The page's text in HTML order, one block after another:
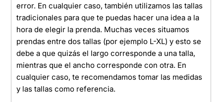
error. En cualquier caso, también utilizamos las tallas
tradicionales para que te puedas hacer una idea a la
hora de elegir la prenda. Muchas veces situamos
prendas entre dos tallas (por ejemplo L-XL) y esto se
debe a que quizás el largo corresponde a una talla,
mientras que el ancho corresponde con otra. En
cualquier caso, te recomendamos tomar las medidas
y las tallas como referencia.